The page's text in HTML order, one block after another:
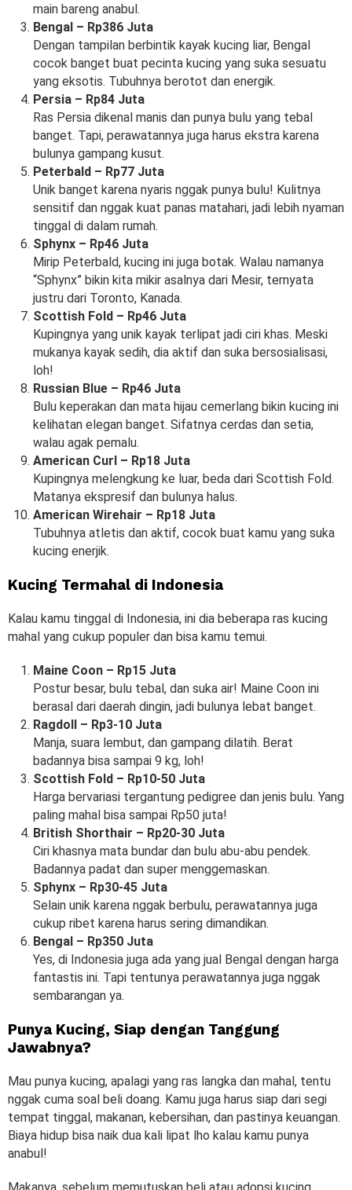
main bareng anabul.
Bengal – Rp386 Juta
Dengan tampilan berbintik kayak kucing liar, Bengal
cocok banget buat pecinta kucing yang suka sesuatu
yang eksotis. Tubuhnya berotot dan energik.
Persia – Rp84 Juta
Ras Persia dikenal manis dan punya bulu yang tebal
banget. Tapi, perawatannya juga harus ekstra karena
bulunya gampang kusut.
Peterbald – Rp77 Juta
Unik banget karena nyaris nggak punya bulu! Kulitnya
sensitif dan nggak kuat panas matahari, jadi lebih nyaman
tinggal di dalam rumah.
Sphynx – Rp46 Juta
Mirip Peterbald, kucing ini juga botak. Walau namanya
“Sphynx” bikin kita mikir asalnya dari Mesir, ternyata
justru dari Toronto, Kanada.
Scottish Fold – Rp46 Juta
Kupingnya yang unik kayak terlipat jadi ciri khas. Meski
mukanya kayak sedih, dia aktif dan suka bersosialisasi,
loh!
Russian Blue – Rp46 Juta
Bulu keperakan dan mata hijau cemerlang bikin kucing ini
kelihatan elegan banget. Sifatnya cerdas dan setia,
walau agak pemalu.
American Curl – Rp18 Juta
Kupingnya melengkung ke luar, beda dari Scottish Fold.
Matanya ekspresif dan bulunya halus.
American Wirehair – Rp18 Juta
Tubuhnya atletis dan aktif, cocok buat kamu yang suka
kucing enerjik.
Kucing Termahal di Indonesia
Kalau kamu tinggal di Indonesia, ini dia beberapa ras kucing
mahal yang cukup populer dan bisa kamu temui.
Maine Coon – Rp15 Juta
Postur besar, bulu tebal, dan suka air! Maine Coon ini
berasal dari daerah dingin, jadi bulunya lebat banget.
Ragdoll – Rp3-10 Juta
Manja, suara lembut, dan gampang dilatih. Berat
badannya bisa sampai 9 kg, loh!
Scottish Fold – Rp10-50 Juta
Harga bervariasi tergantung pedigree dan jenis bulu. Yang
paling mahal bisa sampai Rp50 juta!
British Shorthair – Rp20-30 Juta
Ciri khasnya mata bundar dan bulu abu-abu pendek.
Badannya padat dan super menggemaskan.
Sphynx – Rp30-45 Juta
Selain unik karena nggak berbulu, perawatannya juga
cukup ribet karena harus sering dimandikan.
Bengal – Rp350 Juta
Yes, di Indonesia juga ada yang jual Bengal dengan harga
fantastis ini. Tapi tentunya perawatannya juga nggak
sembarangan ya.
Punya Kucing, Siap dengan Tanggung
Jawabnya?
Mau punya kucing, apalagi yang ras langka dan mahal, tentu
nggak cuma soal beli doang. Kamu juga harus siap dari segi
tempat tinggal, makanan, kebersihan, dan pastinya keuangan.
Biaya hidup bisa naik dua kali lipat lho kalau kamu punya
anabul!
Makanya, sebelum memutuskan beli atau adopsi kucing,